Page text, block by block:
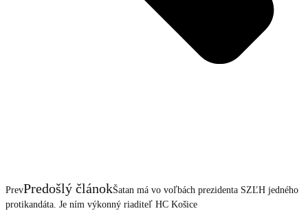
PrevPredošlý článokŠatan má vo voľbách prezidenta SZĽH jedného
protikandáta. Je ním výkonný riaditeľ HC Košice